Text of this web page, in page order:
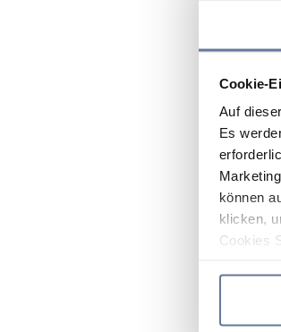
Cookie-
Auf
Es
können
klicken,
Cookies